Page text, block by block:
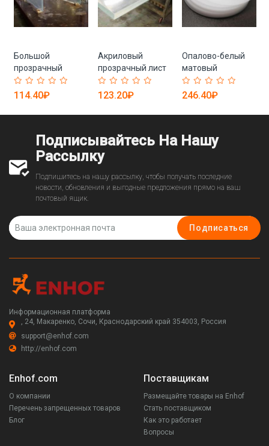
Большой
прозрачный
акриловый лист,
30 - 60 мм
114.40₽
Акриловый
прозрачный лист
для аквариума, 80
мм
123.20₽
Опалово-белый
матовый
рассеиватель
PS/PMMA/PC
246.40₽
Подписывайтесь На Нашу
Рассылку
Подпишитесь на нашу рассылку, чтобы получать последние
новости, обновления и выгодные предложения прямо на ваш
почтовый ящик.
Подписаться
Информационная платформа
, 24, Макаренко, Сочи, Краснодарский край 354003, Россия
support@enhof.com
http://enhof.com
Enhof.com
О компании
Перечень запрещенных товаров
Блог
Поставщикам
Размещайте товары на Enhof
Стать поставщиком
Как это работает
Вопросы